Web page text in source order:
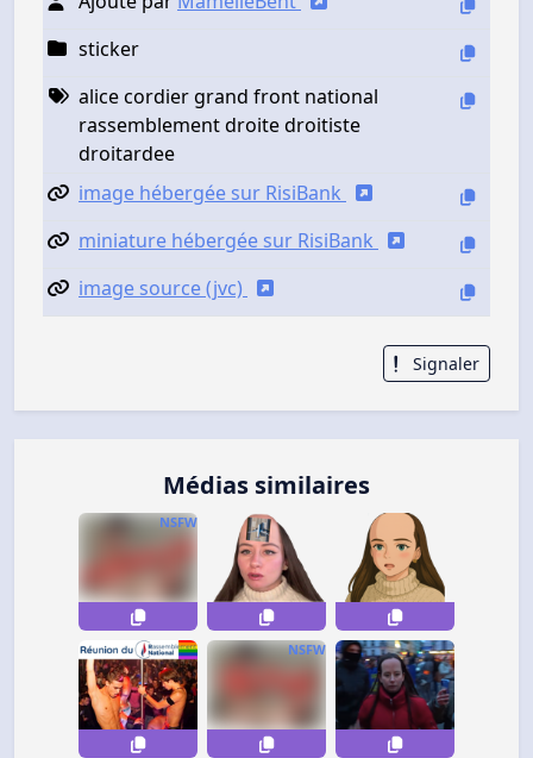
sticker
alice cordier grand front national
rassemblement droite droitiste
droitardee
image hébergée sur RisiBank
miniature hébergée sur RisiBank
image source (jvc)
Signaler
Médias similaires
NSFW
NSFW